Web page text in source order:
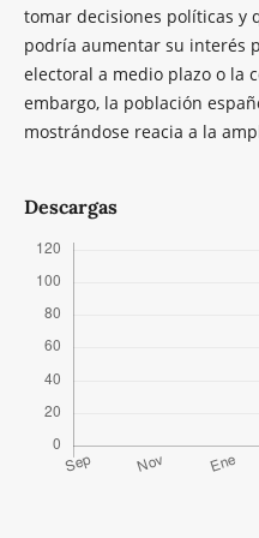
tomar decisiones políticas y
podría aumentar su interés
electoral a medio plazo o la
embargo, la población
mostrándose reacia a la
Descargas